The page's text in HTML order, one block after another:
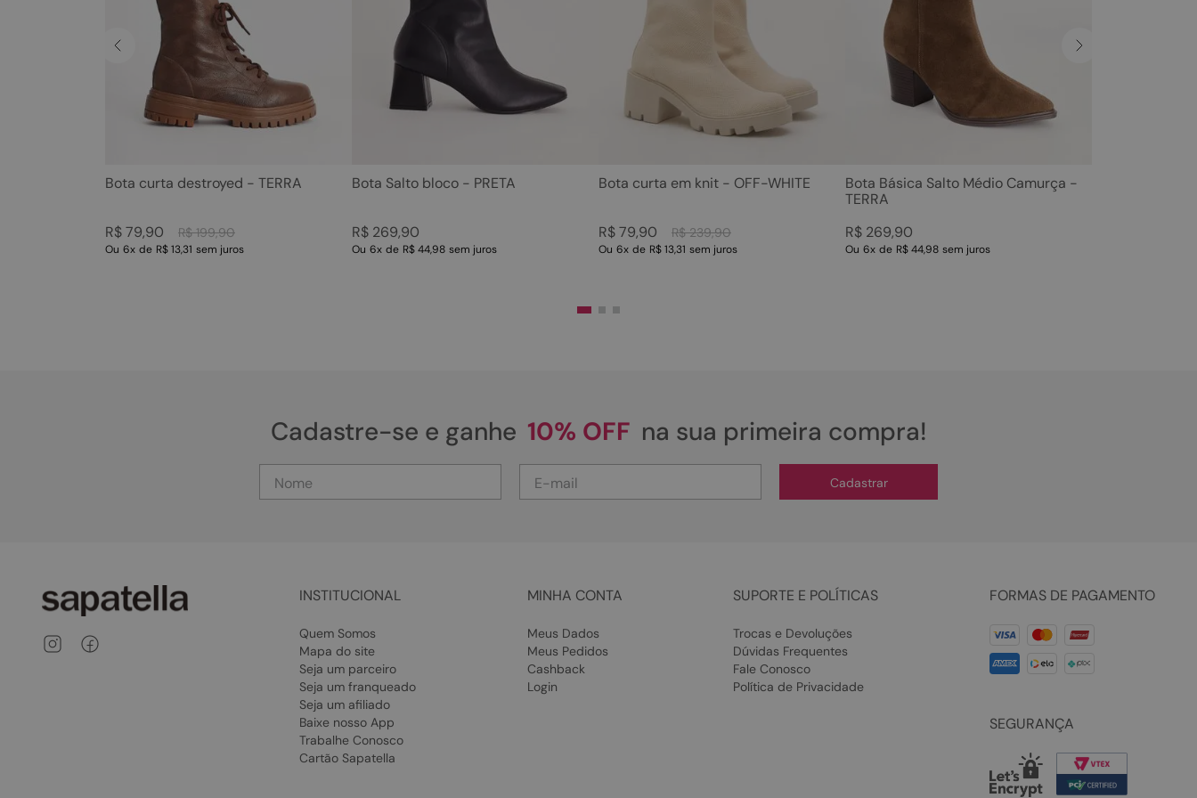
Bota curta destroyed - TERRA
R$ 199,90
R$79,90
Ou 6x de R$ 13,31 sem juros
Bota Salto bloco - PRETA
R$ 269,90
Ou 6x de R$ 44,98 sem juros
Bota curta em knit - OFF-WHITE
R$ 239,90
R$79,90
Ou 6x de R$ 13,31 sem juros
Bota Básica Salto Médio Camurça -
TERRA
R$ 269,90
Ou 6x de R$ 44,98 sem juros
Cadastre-se e ganhe 10% OFF na sua primeira compra!
Cadastrar
INSTITUCIONAL
Quem Somos
Mapa do site
Seja um parceiro
Seja um franqueado
Seja um afiliado
Baixe nosso App
Trabalhe Conosco
Cartão Sapatella
MINHA CONTA
Meus Dados
Meus Pedidos
Cashback
Login
SUPORTE E POLÍTICAS
Trocas e Devoluções
Dúvidas Frequentes
Fale Conosco
Política de Privacidade
FORMAS DE PAGAMENTO
SEGURANÇA
sandalia
tamanco
bolsa
sapatilha